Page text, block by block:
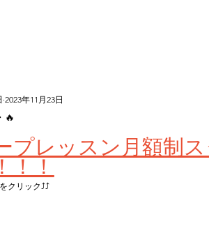
🔥
2023年11月23日
プレッスン月額制
！！
クリック⤴︎⤴︎